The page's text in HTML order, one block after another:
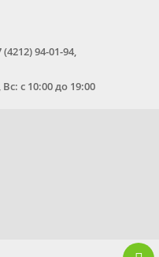
94-01-94,
с 10:00 до 19:00